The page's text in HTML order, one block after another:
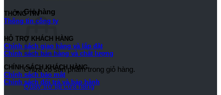
Giỏ hàng
Chưa có sản phẩm trong giỏ hàng.
Quay trở lại cửa hàng
THÔNG TIN
Thông tin công ty
HỖ TRỢ KHÁCH HÀNG
Chính sách giao hàng và lắp đặt
Chính sách bán hàng và chất lượng
CHÍNH SÁCH KHÁCH HÀNG
Chính sách bảo mật
Chính sách đổi trả và bảo hành